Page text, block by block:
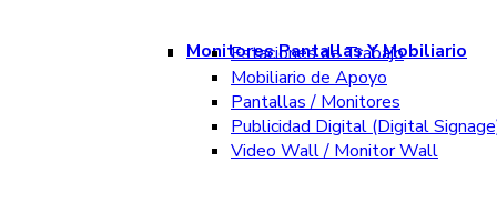
Monitores Pantallas Y Mobiliario
Estaciones de Trabajo
Mobiliario de Apoyo
Pantallas / Monitores
Publicidad Digital (Digital
Video Wall / Monitor Wall